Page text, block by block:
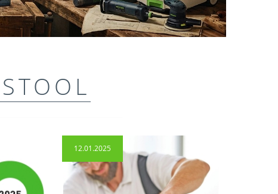
12.01.2025